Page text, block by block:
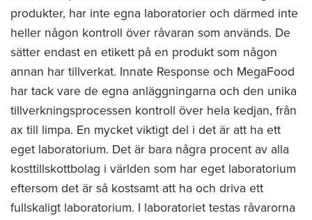
produkter, har inte egna laboratorier och därmed inte
heller någon kontroll över råvaran som används. De
sätter endast en etikett på en produkt som någon
annan har tillverkat. Innate Response och MegaFood
har tack vare de egna anläggningarna och den unika
tillverkningsprocessen kontroll över hela kedjan, från
ax till limpa. En mycket viktigt del i det är att ha ett
eget laboratorium. Det är bara några procent av alla
kosttillskottbolag i världen som har eget laboratorium
eftersom det är så kostsamt att ha och driva ett
fullskaligt laboratorium. I laboratoriet testas råvarorna